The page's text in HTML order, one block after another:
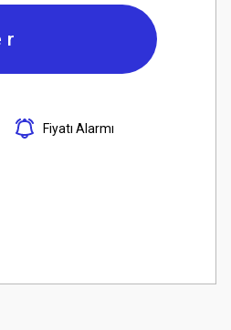
Fiyatı Alarmı